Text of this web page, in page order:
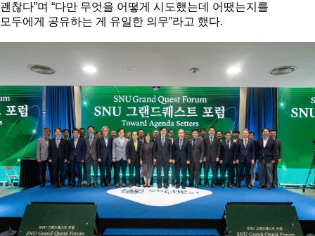
괜찮다”며 “다만 무엇을 어떻게 시도했는데 어땠는지를
모두에게 공유하는 게 유일한 의무”라고 했다.